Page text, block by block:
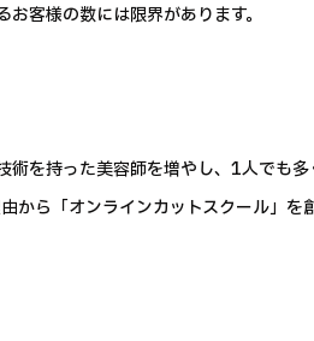
客様の数には限界があります。
術を持った美容師を増やし、1人でも
から「オンラインカットスクール」を